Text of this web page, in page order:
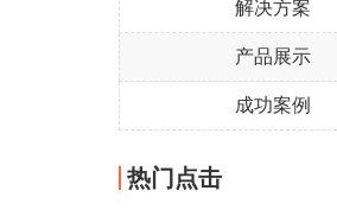
解决方案
产品展示
成功案例
热门点击